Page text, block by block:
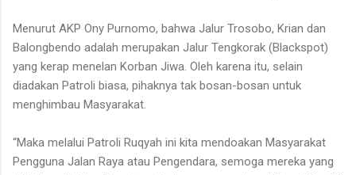
Menurut AKP Ony Purnomo, bahwa Jalur Trosobo, Krian dan
Balongbendo adalah merupakan Jalur Tengkorak (Blackspot)
yang kerap menelan Korban Jiwa. Oleh karena itu, selain
diadakan Patroli biasa, pihaknya tak bosan-bosan untuk
menghimbau Masyarakat.
“Maka melalui Patroli Ruqyah ini kita mendoakan Masyarakat
Pengguna Jalan Raya atau Pengendara, semoga mereka yang